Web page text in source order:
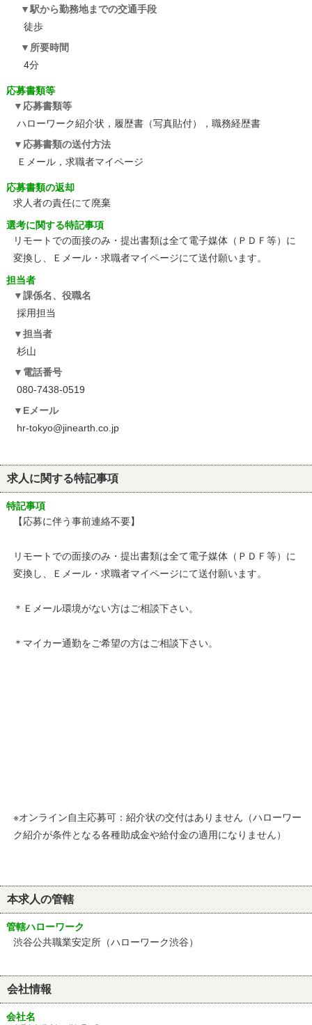
駅から勤務地までの交通手段
徒歩
所要時間
4分
応募書類等
応募書類等
ハローワーク紹介状，履歴書（写真貼付），職務経歴書
応募書類の送付方法
Ｅメール，求職者マイページ
応募書類の返却
求人者の責任にて廃棄
選考に関する特記事項
リモートでの面接のみ・提出書類は全て電子媒体（ＰＤＦ等）に
変換し、Ｅメール・求職者マイページにて送付願います。
担当者
課係名、役職名
採用担当
担当者
杉山
電話番号
080-7438-0519
Eメール
hr-tokyo@jinearth.co.jp
求人に関する特記事項
特記事項
【応募に伴う事前連絡不要】
リモートでの面接のみ・提出書類は全て電子媒体（ＰＤＦ等）に
変換し、Ｅメール・求職者マイページにて送付願います。
＊Ｅメール環境がない方はご相談下さい。
＊マイカー通勤をご希望の方はご相談下さい。
※オンライン自主応募可：紹介状の交付はありません（ハローワー
ク紹介が条件となる各種助成金や給付金の適用になりません）
本求人の管轄
管轄ハローワーク
渋谷公共職業安定所（ハローワーク渋谷）
会社情報
会社名